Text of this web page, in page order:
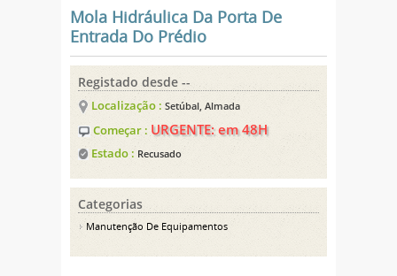
Mola Hidráulica Da Porta De
Entrada Do Prédio
Registado desde --
Localização : Setúbal, Almada
Começar : URGENTE: em 48H
Estado : Recusado
Categorias
Manutenção De Equipamentos